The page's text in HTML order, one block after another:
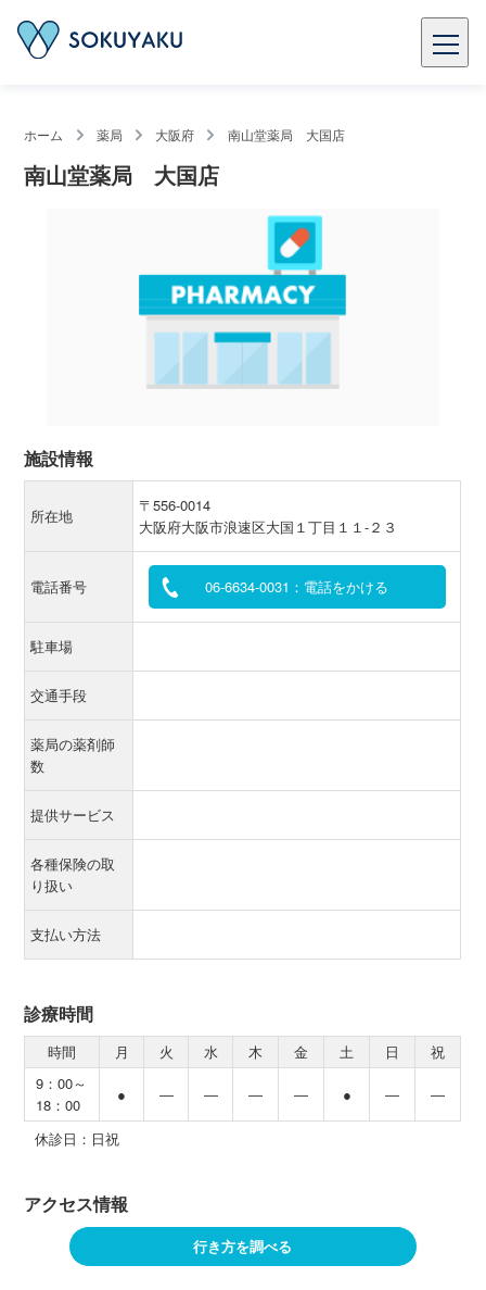
ホーム 薬局 大阪府 南山堂薬局 大国店
南山堂薬局 大国店
施設情報
所在地
〒556-0014
大阪府大阪市浪速区大国１丁目１１-２３
電話番号 06-6634-0031：電話をかける
駐車場
交通手段
薬局の薬剤師
数
提供サービス
各種保険の取
り扱い
支払い方法
診療時間
時間 月 火 水 木 金 土 日
祝
9：00～
18：00
● ― ― ― ― ● ― ―
休診日：日祝
アクセス情報
行き方を調べる